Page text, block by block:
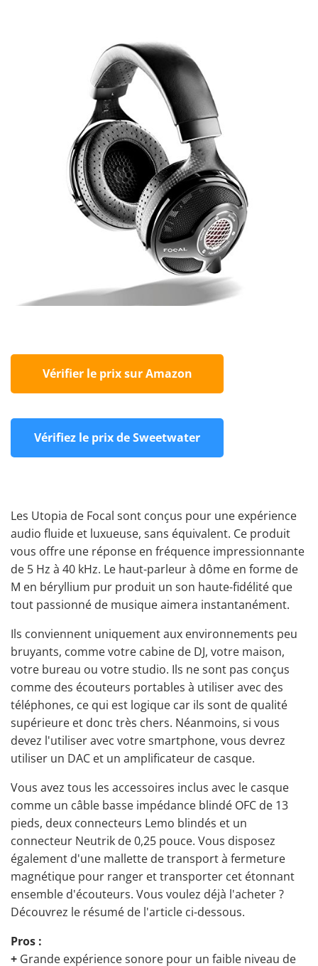
Vérifier le prix sur Amazon
Vérifiez le prix de Sweetwater
Les Utopia de Focal sont conçus pour une expérience
audio fluide et luxueuse, sans équivalent. Ce produit
vous offre une réponse en fréquence impressionnante
de 5 Hz à 40 kHz. Le haut-parleur à dôme en forme de
M en béryllium pur produit un son haute-fidélité que
tout passionné de musique aimera instantanément.
Ils conviennent uniquementaux environnements peu
bruyants, comme votre cabine de DJ, votre maison,
votre bureau ou votre studio. Ils ne sont pas conçus
comme des écouteurs portables à utiliser avec des
téléphones, ce qui est logique car ils sont de qualité
supérieure et donc très chers. Néanmoins, si vous
devez l'utiliser avec votre smartphone, vous devrez
utiliser un DAC et un amplificateur de casque.
Vous avez tous les accessoires inclus avec le casque
comme un câble basse impédance blindé OFC de 13
pieds, deux connecteurs Lemo blindés et un
connecteur Neutrik de 0,25 pouce. Vous disposez
également d'une mallette de transport à fermeture
magnétique pour ranger et transporter cet étonnant
ensemble d'écouteurs. Vous voulez déjà l'acheter ?
Découvrez le résumé de l'article ci-dessous.
Pros :
+ Grande expérience sonore pour un faible niveau de